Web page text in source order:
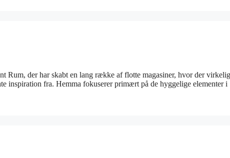
Rum, der har skabt en lang række af flotte magasiner, hvor der
inspiration fra. Hemma fokuserer primært på de hyggelige elementer i